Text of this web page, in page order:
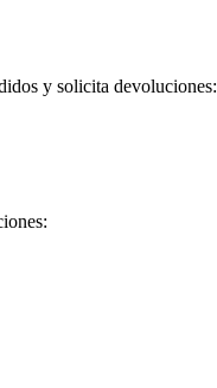
y solicita devoluciones: